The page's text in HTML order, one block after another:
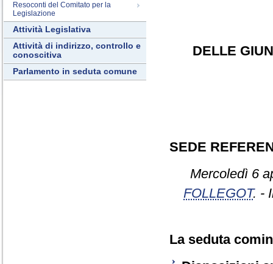
Resoconti del Comitato per la
Legislazione
Attività Legislativa
Attività di indirizzo, controllo e
conoscitiva
Parlamento in seduta comune
DELLE
SEDE
Mercoledì 6
FOLLEGOT. -
La seduta